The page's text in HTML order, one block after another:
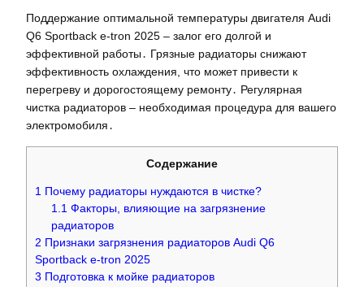
Поддержание оптимальной температуры двигателя Audi
Q6 Sportback e-tron 2025 – залог его долгой и
эффективной работы․ Грязные радиаторы снижают
эффективность охлаждения, что может привести к
перегреву и дорогостоящему ремонту․ Регулярная
чистка радиаторов – необходимая процедура для вашего
электромобиля․
Содержание
1 Почему радиаторы нуждаются в чистке?
1.1 Факторы, влияющие на загрязнение
радиаторов
2 Признаки загрязнения радиаторов Audi Q6
Sportback e-tron 2025
3 Подготовка к мойке радиаторов